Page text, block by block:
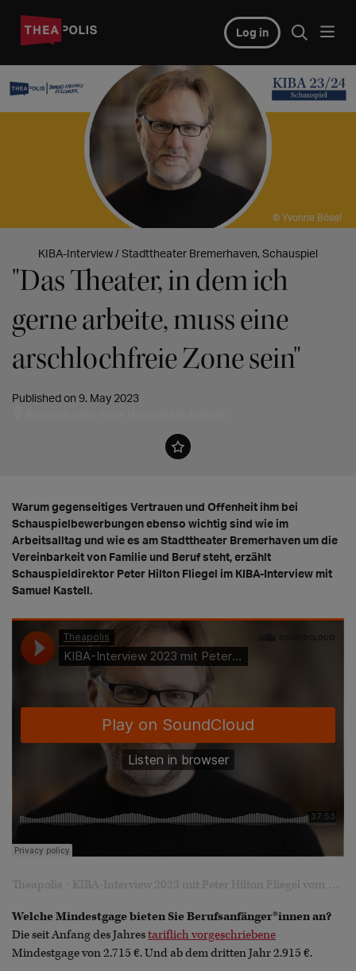
Log in
© Yvonne Bösel
KIBA-Interview / Stadttheater Bremerhaven, Schauspiel
"Das Theater, in dem ich
gerne arbeite, muss eine
arschlochfreie Zone sein"
Published on 9. May 2023
Warum gegenseitiges Vertrauen und Offenheit ihm bei
Schauspielbewerbungen ebenso wichtig sind wie im
Arbeitsalltag und wie es am Stadttheater Bremerhaven um die
Vereinbarkeit von Familie und Beruf steht, erzählt
Schauspieldirektor Peter Hilton Fliegel im KIBA-Interview mit
Samuel Kastell.
Theapolis · KIBA-Interview 2023 mit Peter Hilton Fliegel vom Stadttheater Bremerhaven
Welche Mindestgage bieten Sie Berufsanfänger*innen an?
Die seit Anfang des Jahrestariflich vorgeschriebene
Mindestgage von 2.715 €. Und ab dem dritten Jahr 2.915 €.